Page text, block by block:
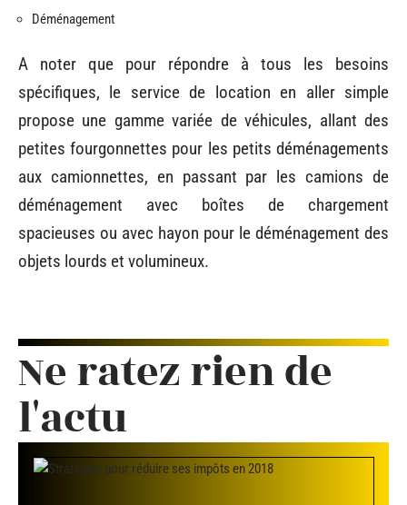
Déménagement
A noter que pour répondre à tous les besoins
spécifiques, le service de location en aller simple
propose une gamme variée de véhicules, allant des
petites fourgonnettes pour les petits déménagements
aux camionnettes, en passant par les camions de
déménagement avec boîtes de chargement
spacieuses ou avec hayon pour le déménagement des
objets lourds et volumineux.
Ne ratez rien de
l'actu